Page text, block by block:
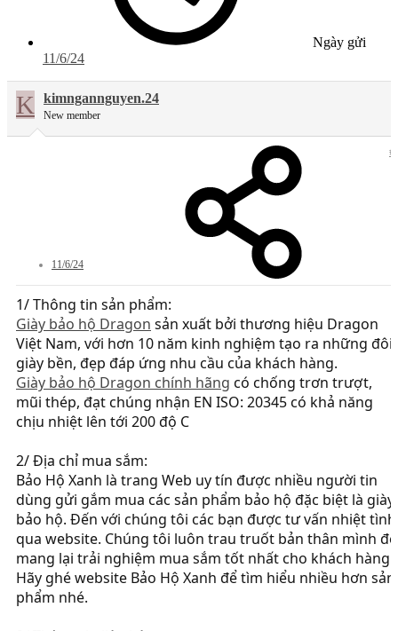
Ngày gửi
11/6/24
K kimngannguyen.24
New member
11/6/24
1/ Thông tin sản phẩm:
Giày bảo hộ Dragon sản xuất bởi thương hiệu Dragon
Việt Nam, với hơn 10 năm kinh nghiệm tạo ra những đôi
giày bền, đẹp đáp ứng nhu cầu của khách hàng.
Giày bảo hộ Dragon chính hãng có chống trơn trượt,
mũi thép, đạt chúng nhận EN ISO: 20345 có khả năng
chịu nhiệt lên tới 200 độ C
2/ Địa chỉ mua sắm:
Bảo Hộ Xanh là trang Web uy tín được nhiều người tin
dùng gửi gắm mua các sản phẩm bảo hộ đặc biệt là giày
bảo hộ. Đến với chúng tôi các bạn được tư vấn nhiệt tình
qua website. Chúng tôi luôn trau truốt bản thân mình để
mang lại trải nghiệm mua sắm tốt nhất cho khách hàng.
Hãy ghé website Bảo Hộ Xanh để tìm hiểu nhiều hơn sản
phẩm nhé.